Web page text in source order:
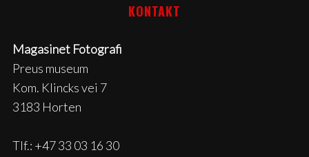
KONTAKT
Magasinet Fotografi
Preus museum
Kom. Klincks vei 7
3183 Horten
Tlf.: +47 33 03 16 30